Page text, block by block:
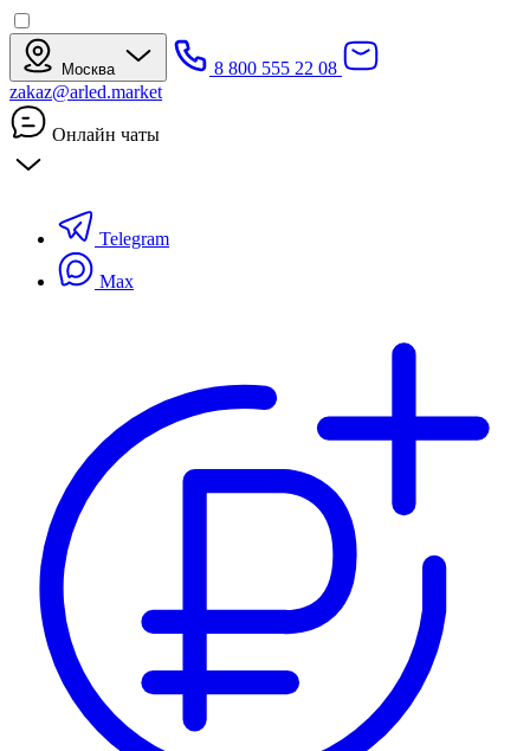
Москва
8 800 555 22 08
zakaz@arled.market
Онлайн чаты
Telegram
Max